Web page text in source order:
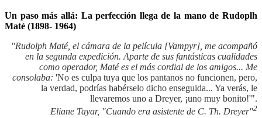
Un paso más allá: La perfección llega de la mano de Rudoplh
Maté (1898- 1964)
"Rudolph Maté, el cámara de la película [Vampyr], me acompañó
en la segunda expedición. Aparte de sus fantásticas cualidades
como operador, Maté es el más cordial de los amigos... Me
consolaba: 'No es culpa tuya que los pantanos no funcionen, pero,
la verdad, podrías habérselo dicho enseguida... Ya verás, le
llevaremos uno a Dreyer, ¡uno muy bonito!'".
Eliane Tayar, "Cuando era asistente de C. Th. Dreyer"2